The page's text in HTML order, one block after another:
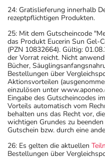
24: Gratislieferung innerhalb
rezeptpflichtigen Produkten.
25: Mit dem Gutscheincode
das Produkt Eucerin Sun Gel-
(PZN 10832664). Gültig:
der Vorrat reicht. Nicht
Bücher,
Bestellungen über
Aktionsvorteilen
einzulösen unter
Eingabe des Gutscheincodes
Vorteils automatisch vom
behalten uns das Recht vor,
wichtigen Grundes zu
Gutschein bzw. durch eine
26: Es gelten die aktuellen
Bestellungen über